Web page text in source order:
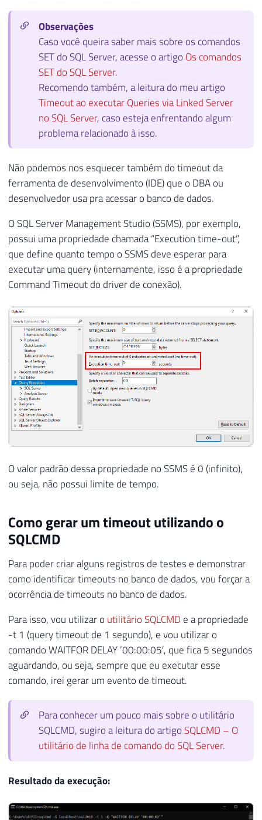
Observações
Caso você queira saber mais sobre os comandos
SET do SQL Server, acesse o artigo Os comandos
SET do SQL Server.
Recomendo também, a leitura do meu artigo
Timeout ao executar Queries via Linked Server
no SQL Server, caso esteja enfrentando algum
problema relacionado à isso.
Não podemos nos esquecer também do timeout da
ferramenta de desenvolvimento (IDE) que o DBA ou
desenvolvedor usa pra acessar o banco de dados.
O SQL Server Management Studio (SSMS), por exemplo,
possui uma propriedade chamada “Execution time-out”,
que define quanto tempo o SSMS deve esperar para
executar uma query (internamente, isso é a propriedade
Command Timeout do driver de conexão).
O valor padrão dessa propriedade no SSMS é 0 (infinito),
ou seja, não possui limite de tempo.
Como gerar um timeout utilizando o
SQLCMD
Para poder criar alguns registros de testes e demonstrar
como identificar timeouts no banco de dados, vou forçar a
ocorrência de timeouts no banco de dados.
Para isso, vou utilizar o utilitário SQLCMD e a propriedade
-t 1 (query timeout de 1 segundo), e vou utilizar o
comando WAITFOR DELAY ’00:00:05′, que fica 5 segundos
aguardando, ou seja, sempre que eu executar esse
comando, irei gerar um evento de timeout.
Para conhecer um pouco mais sobre o utilitário
SQLCMD, sugiro a leitura do artigoSQLCMD – O
utilitário de linha de comando do SQL Server.
Resultado da execução: